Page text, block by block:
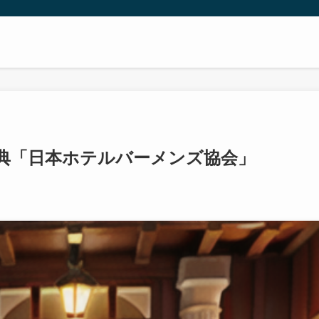
日本ホテルバーメンズ協会」